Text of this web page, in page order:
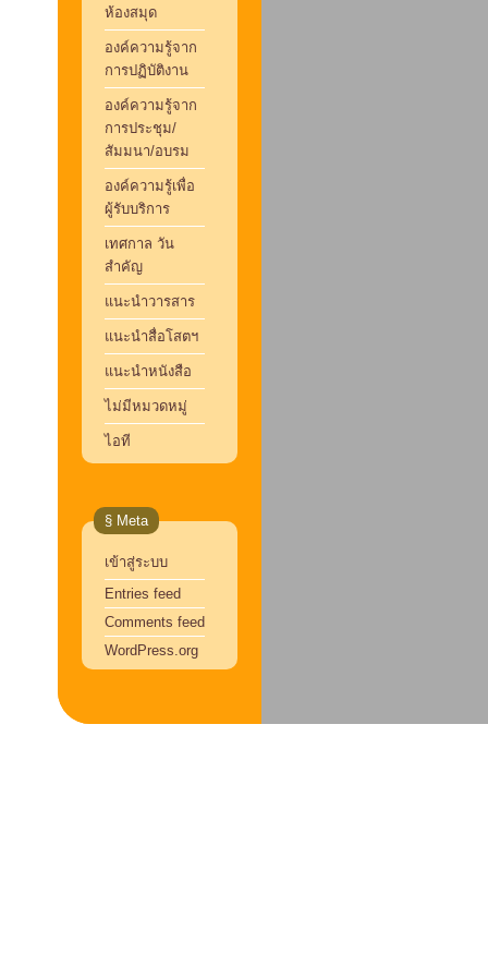
ห้องสมุด
องค์ความรู้จาก
การปฏิบัติงาน
องค์ความรู้จาก
การประชุม/
สัมมนา/อบรม
องค์ความรู้เพื่อ
ผู้รับบริการ
เทศกาล วัน
สำคัญ
แนะนำวารสาร
แนะนำสื่อโสตฯ
แนะนำหนังสือ
ไม่มีหมวดหมู่
ไอที
§ Meta
เข้าสู่ระบบ
Entries feed
Comments feed
WordPress.org